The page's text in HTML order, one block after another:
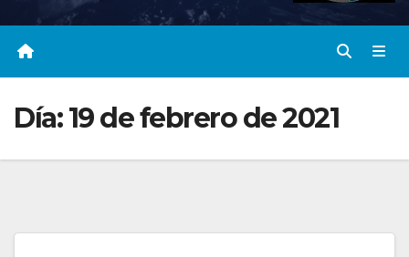
Día:19 de febrero de 2021